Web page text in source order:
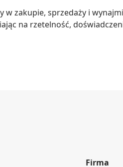
zakupie, sprzedaży i
na rzetelność,
Firma